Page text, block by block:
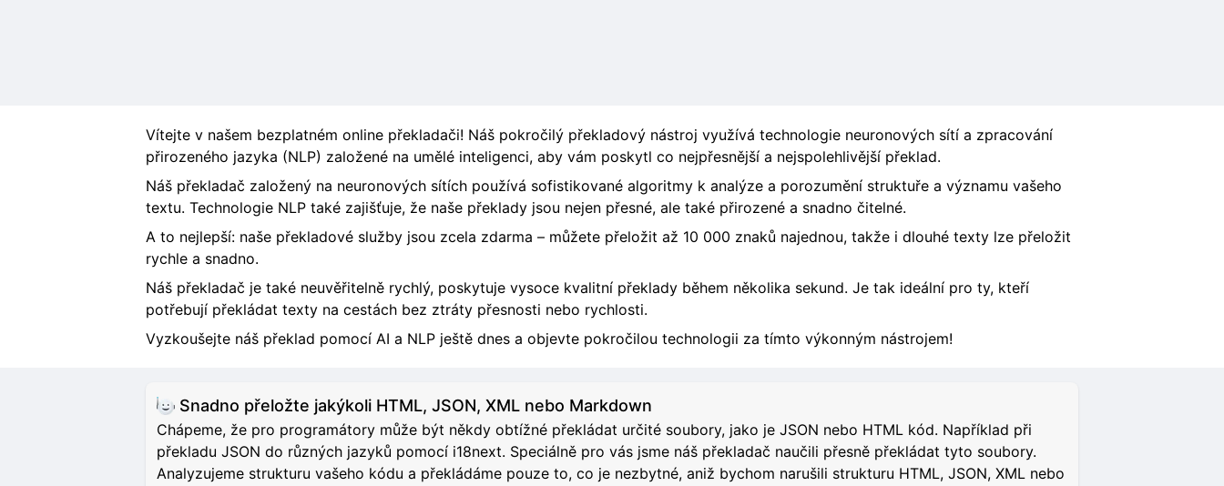
Vítejte v našem bezplatném online překladači! Náš pokročilý překladový nástroj využívá technologie neuronových sítí a zpracování
přirozeného jazyka (NLP) založené na umělé inteligenci, aby vám poskytl co nejpřesnější a nejspolehlivější překlad.
Náš překladač založený na neuronových sítích používá sofistikované algoritmy k analýze a porozumění struktuře a významu vašeho
textu. Technologie NLP také zajišťuje, že naše překlady jsou nejen přesné, ale také přirozené a snadno čitelné.
A to nejlepší: naše překladové služby jsou zcela zdarma – můžete přeložit až 10 000 znaků najednou, takže i dlouhé texty lze přeložit
rychle a snadno.
Náš překladač je také neuvěřitelně rychlý, poskytuje vysoce kvalitní překlady během několika sekund. Je tak ideální pro ty, kteří
potřebují překládat texty na cestách bez ztráty přesnosti nebo rychlosti.
Vyzkoušejte náš překlad pomocí AI a NLP ještě dnes a objevte pokročilou technologii za tímto výkonným nástrojem!
Snadno přeložte jakýkoli HTML, JSON, XML nebo Markdown
Chápeme, že pro programátory může být někdy obtížné překládat určité soubory, jako je JSON nebo HTML kód. Například při
překladu JSON do různých jazyků pomocí i18next. Speciálně pro vás jsme náš překladač naučili přesně překládat tyto soubory.
Analyzujeme strukturu vašeho kódu a překládáme pouze to, co je nezbytné, aniž bychom narušili strukturu HTML, JSON, XML nebo